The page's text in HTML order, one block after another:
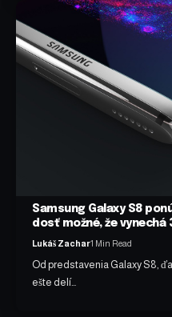
Samsung Galaxy S8
dosť možné, že vynechá
Lukáš Zachar1 Min Read
Od predstavenia Galaxy S8,
ešte delí…